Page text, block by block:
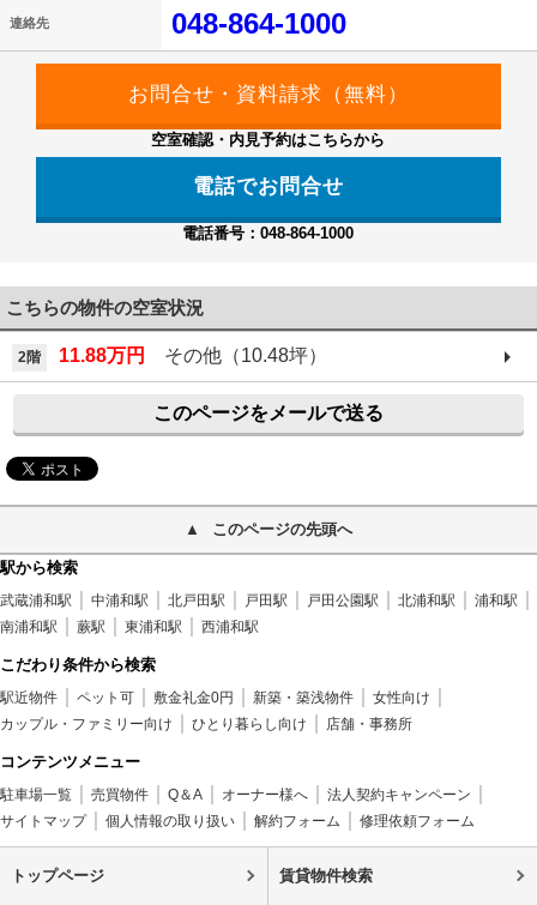
連絡先 048-864-1000
空室確認・内見予約はこちらから
電話でお問合せ
電話番号：048-864-1000
こちらの物件の空室状況
2階 11.88万円 その他（10.48坪）
このページをメールで送る
このページの先頭へ
駅から検索
武蔵浦和駅 中浦和駅 北戸田駅 戸田駅 戸田公園駅 北浦和駅
浦和駅
南浦和駅
蕨駅 東浦和駅 西浦和駅
こだわり条件から検索
駅近物件 ペット可 敷金礼金0円 新築・築浅物件
女性向け
カップル・ファミリー向け
ひとり暮らし向け 店舗・事務所
コンテンツメニュー
駐車場一覧 売買物件 Q＆A オーナー様へ
法人契約キャンペーン
サイトマップ
個人情報の取り扱い 解約フォーム 修理依頼フォーム
トップページ 賃貸物件検索